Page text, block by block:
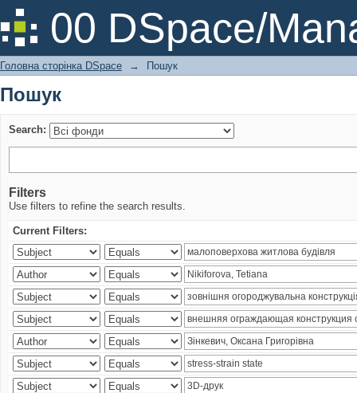
00 DSpace/
Пошук
Головна сторінка DSpace → Пошук
Пошук
Search:
Filters
Use filters to refine the search results.
Current Filters: